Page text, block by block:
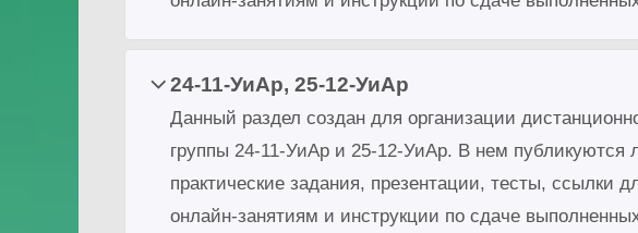
24-11-УиАр, 25-12-УиАр
Данный раздел создан для организации
группы 24-11-УиАр и 25-12-УиАр. В нем публикуются
практические задания, презентации, тесты, ссылки
онлайн-занятиям и инструкции по сдаче